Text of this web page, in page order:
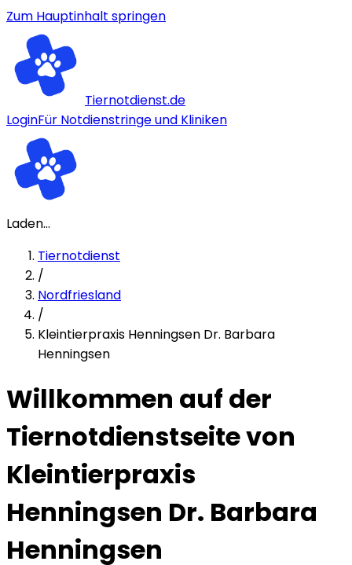
Zum Hauptinhalt springen
Tiernotdienst.de
LoginFür Notdienstringe und Kliniken
Laden...
Tiernotdienst
/
Nordfriesland
/
Kleintierpraxis Henningsen Dr. Barbara
Henningsen
Willkommen auf der
Tiernotdienstseite von
Kleintierpraxis
Henningsen Dr. Barbara
Henningsen